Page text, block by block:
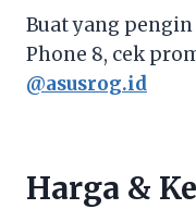
Buat yang
Phone 8, cek
@asusrog.id
Harga &